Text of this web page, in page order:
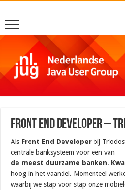
Front End Developer –
Als Front End Developer bij
centrale banksysteem voor een van
de meest duurzame banken.
hoog in het vaandel. Momenteel
waarbij we stap voor stap onze